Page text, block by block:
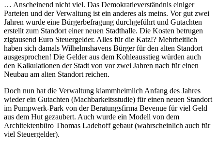
… Anscheinend nicht viel. Das Demokratieverständnis einiger
Parteien und der Verwaltung ist ein anderes als meins. Vor gut zwei
Jahren wurde eine Bürgerbefragung durchgeführt und Gutachten
erstellt zum Standort einer neuen Stadthalle. Die Kosten betrugen
zigtausend Euro Steuergelder. Alles für die Katz!? Mehrheitlich
haben sich damals Wilhelmshavens Bürger für den alten Standort
ausgesprochen! Die Gelder aus dem Kohleausstieg würden auch
den Kalkulationen der Stadt von vor zwei Jahren nach für einen
Neubau am alten Standort reichen.
Doch nun hat die Verwaltung klammheimlich Anfang des Jahres
wieder ein Gutachten (Machbarkeitsstudie) für einen neuen Standort
im Pumpwerk-Park von der Beratungsfirma Bevenue für viel Geld
aus dem Hut gezaubert. Auch wurde ein Modell von dem
Architektenbüro Thomas Ladehoff gebaut (wahrscheinlich auch für
viel Steuergelder).